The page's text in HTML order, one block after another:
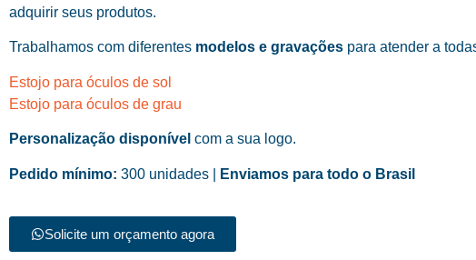
adquirir seus produtos.
Trabalhamos com diferentes modelos e gravações para atender a
Estojo para óculos de sol
Estojo para óculos de grau
Personalização disponível com a sua logo.
Pedido mínimo: 300 unidades | Enviamos para todo o Brasil
Solicite um orçamento agora